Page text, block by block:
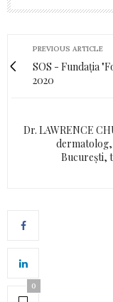
PREVIOUS ARTICLE
SOS - Fundația
2020
Dr. LAWRENCE
dermatolog,
București,
0